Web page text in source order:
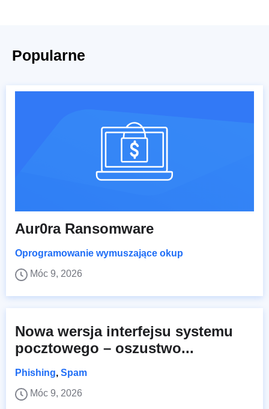
Popularne
Aur0ra Ransomware
Oprogramowanie wymuszające okup
Móc 9, 2026
Nowa wersja interfejsu systemu
pocztowego – oszustwo...
Phishing, Spam
Móc 9, 2026